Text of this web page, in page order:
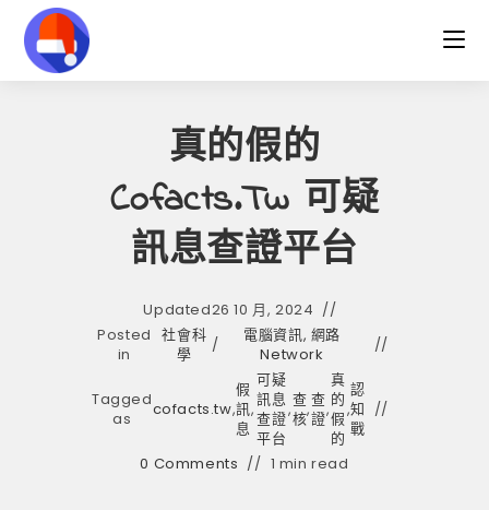
content
真的假的
Cofacts.tw 可疑
訊息查證平台
Updated26 10 月, 2024
Posted
in
社會科
學
/
電腦資訊, 網路
Network
Tagged
as
cofacts.tw,
假
訊
息
,
可疑
訊息
查證
平台
,查
核,查
證,
真
的
假
的
,
認
知
戰
0 Comments
1 min read